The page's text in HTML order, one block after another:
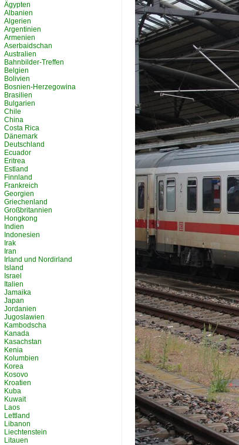
Ägypten
Albanien
Algerien
Argentinien
Armenien
Aserbaidschan
Australien
Bahnbilder-Treffen
Belgien
Bolivien
Bosnien-Herzegowina
Brasilien
Bulgarien
Chile
China
Costa Rica
Dänemark
Deutschland
Ecuador
Eritrea
Estland
Finnland
Frankreich
Georgien
Griechenland
Großbritannien
Hongkong
Indien
Indonesien
Irak
Iran
Irland und Nordirland
Island
Israel
Italien
Jamaika
Japan
Jordanien
Jugoslawien
Kambodscha
Kanada
Kasachstan
Kenia
Kolumbien
Korea
Kosovo
Kroatien
Kuba
Kuwait
Laos
Lettland
Libanon
Liechtenstein
Litauen